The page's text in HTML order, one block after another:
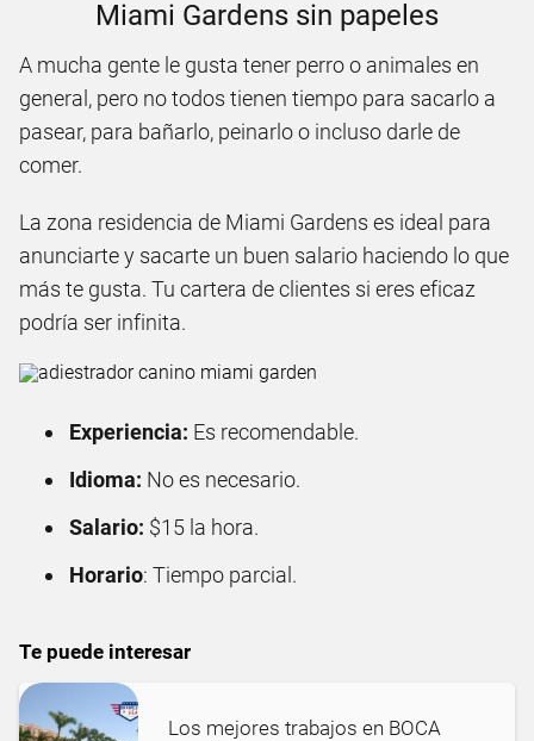
Miami Gardens sin papeles
A mucha gente le gusta tener perro o animales en
general, pero no todos tienen tiempo para sacarlo a
pasear, para bañarlo, peinarlo o incluso darle de
comer.
La zona residencia de Miami Gardens es ideal para
anunciarte y sacarte un buen salario haciendo lo que
más te gusta. Tu cartera de clientes si eres eficaz
podría ser infinita.
Experiencia: Es recomendable.
Idioma: No es necesario.
Salario: $15 la hora.
Horario: Tiempo parcial.
Te puede interesar
Los mejores trabajos en BOCA